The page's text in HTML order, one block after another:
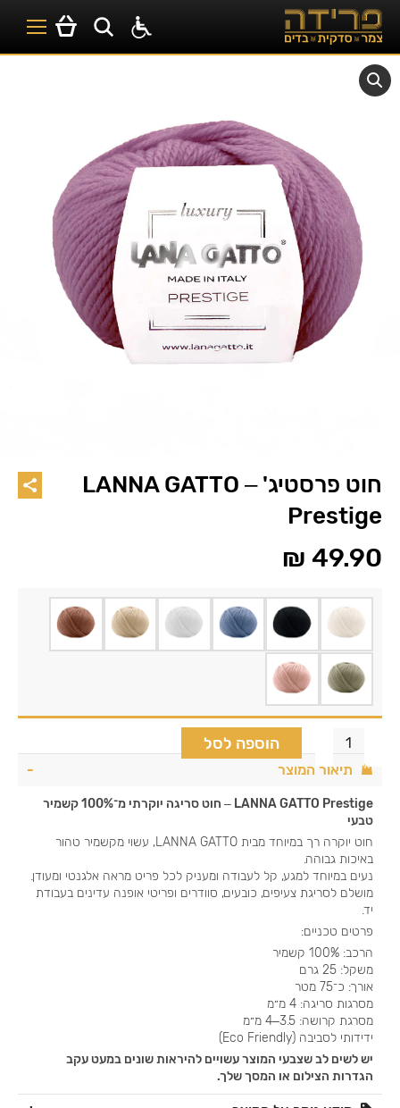
חוט פרסטיג' – LANNA GATTO
Prestige
₪ 49.90
הוספה לסל
תיאור המוצר
LANNA GATTO Prestige – חוט סריגה יוקרתי מ־100% קשמיר
טבעי
חוט יוקרה רך במיוחד מבית LANNA GATTO, עשוי מקשמיר טהור
באיכות גבוהה.
נעים במיוחד למגע, קל לעבודה ומעניק לכל פריט מראה אלגנטי ומעודן.
מושלם לסריגת צעיפים, כובעים, סוודרים ופריטי אופנה עדינים בעבודת
יד.
פרטים טכניים:
הרכב: 100% קשמיר
משקל: 25 גרם
אורך: כ־75 מטר
מסרגות סריגה: 4 מ״מ
מסרגת קרושה: 3.5–4 מ״מ
ידידותי לסביבה (Eco Friendly)
יש לשים לב שצבעי המוצר עשויים להיראות שונים במעט עקב
הגדרות הצילום או המסך שלך.